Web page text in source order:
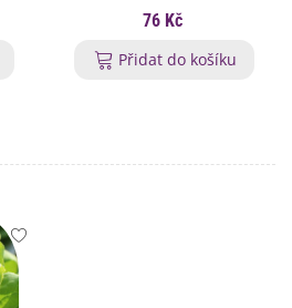
76 Kč
Přidat do košíku